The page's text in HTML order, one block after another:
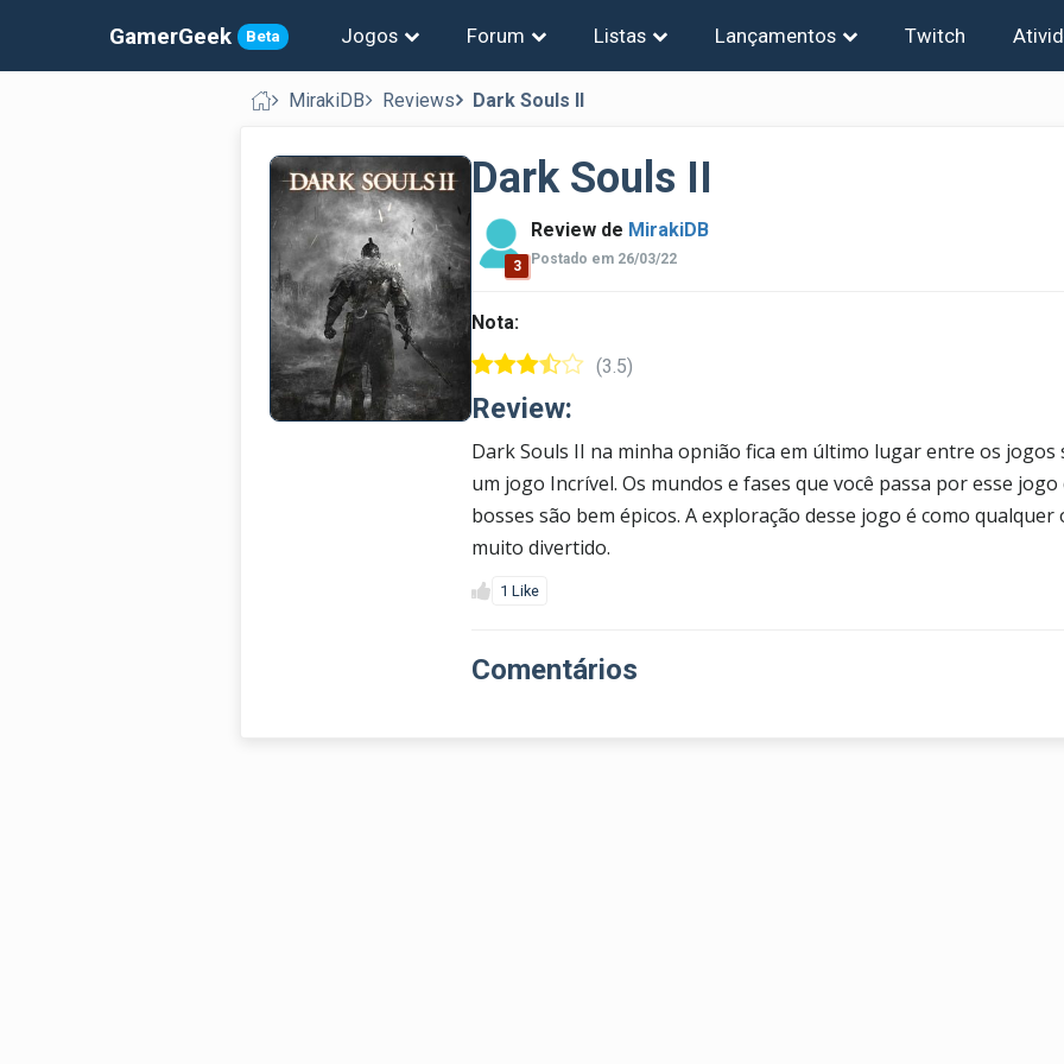
GamerGeek Beta Jogos Forum Listas Lançamentos Twitch
MirakiDB Reviews Dark Souls II
Dark Souls II
3
Review de MirakiDB
Postado em 26/03/22
Nota:
(3.5)
Review:
Dark Souls II na minha opnião fica em último lugar entre os jogos
um jogo Incrível. Os mundos e fases que você passa por esse
bosses são bem épicos. A exploração desse jogo é como
muito divertido.
1 Like
Comentários